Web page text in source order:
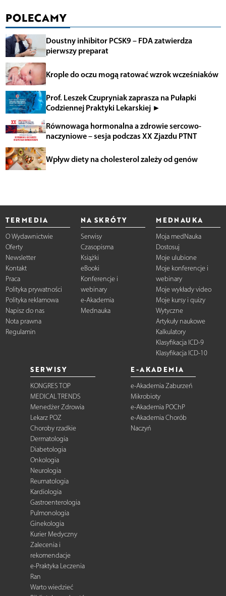
POLECAMY
Doustny inhibitor PCSK9 – FDA zatwierdza
pierwszy preparat
Krople do oczu mogą ratować wzrok wcześniaków
Prof. Leszek Czupryniak zaprasza na Pułapki
Codziennej Praktyki Lekarskiej ►
Równowaga hormonalna a zdrowie sercowo-
naczyniowe – sesja podczas XX Zjazdu PTNT
Wpływ diety na cholesterol zależy od genów
TERMEDIA
O Wydawnictwie
Oferty
Newsletter
Kontakt
Praca
Polityka prywatności
Polityka reklamowa
Napisz do nas
Nota prawna
Regulamin
NA SKRÓTY
Serwisy
Czasopisma
Książki
eBooki
Konferencje i
webinary
e-Akademia
Mednauka
MEDNAUKA
Moja medNauka
Dostosuj
Moje ulubione
Moje konferencje i
webinary
Moje wykłady video
Moje kursy i quizy
Wytyczne
Artykuły naukowe
Kalkulatory
Klasyfikacja ICD-9
Klasyfikacja ICD-10
SERWISY
KONGRES TOP
MEDICAL TRENDS
Menedżer Zdrowia
Lekarz POZ
Choroby rzadkie
Dermatologia
Diabetologia
Onkologia
Neurologia
Reumatologia
Kardiologia
Gastroenterologia
Pulmonologia
Ginekologia
Kurier Medyczny
Zalecenia i
rekomendacje
e-Praktyka Leczenia
Ran
Warto wiedzieć
E-AKADEMIA
e-Akademia Zaburzeń
Mikrobioty
e-Akademia POChP
e-Akademia Chorób
Naczyń